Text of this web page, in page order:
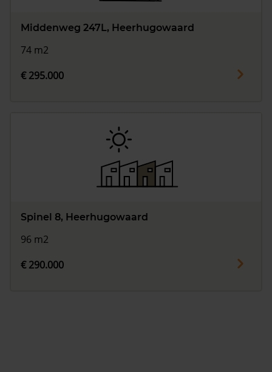
Middenweg 247L, Heerhugowaard
74 m2
€ 295.000
Spinel 8, Heerhugowaard
96 m2
€ 290.000